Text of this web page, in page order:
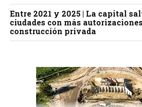
Entre 2021 y 2025 | La capital
ciudades con más
construcción privada